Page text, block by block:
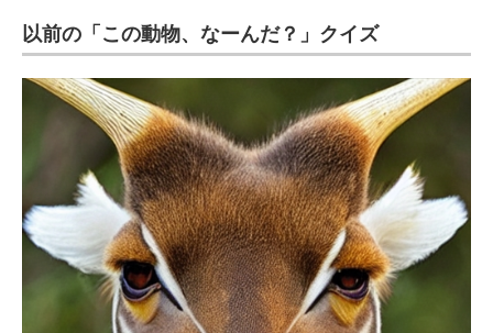
以前の「この動物、なーんだ？」クイズ